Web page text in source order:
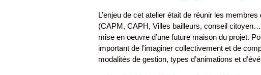
L’enjeu de cet atelier était de réunir les
(CAPM, CAPH, Villes bailleurs, conseil
mise en oeuvre d’une future maison du projet.
important de l’imaginer collectivement et de
modalités de gestion, types d’animations et